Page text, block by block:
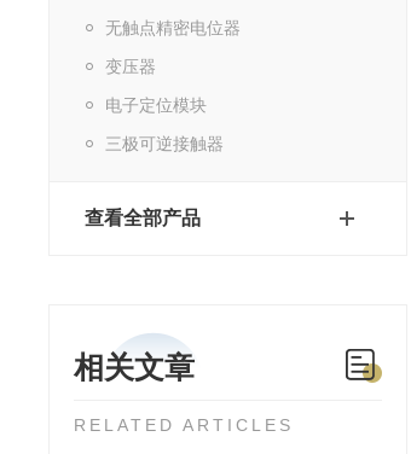
无触点精密电位器
变压器
电子定位模块
三极可逆接触器
查看全部产品
相关文章
RELATED ARTICLES